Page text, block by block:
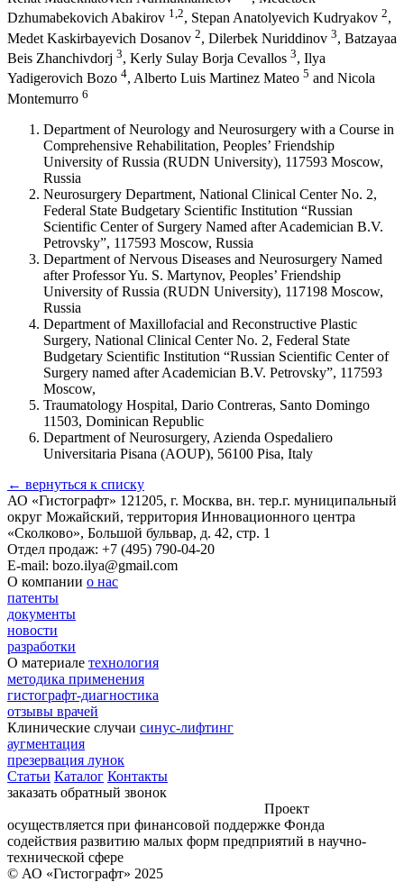
Dzhumabekovich Abakirov 1,2, Stepan Anatolyevich Kudryakov 2,
Medet Kaskirbayevich Dosanov 2, Dilerbek Nuriddinov 3, Batzayaa
Beis Zhanchivdorj 3, Kerly Sulay Borja Cevallos 3, Ilya
Yadigerovich Bozo 4, Alberto Luis Martinez Mateo 5 and Nicola
Montemurro 6
Department of Neurology and Neurosurgery with a Course in
Comprehensive Rehabilitation, Peoples’ Friendship
University of Russia (RUDN University), 117593 Moscow,
Russia
Neurosurgery Department, National Clinical Center No. 2,
Federal State Budgetary Scientific Institution “Russian
Scientific Center of Surgery Named after Academician B.V.
Petrovsky”, 117593 Moscow, Russia
Department of Nervous Diseases and Neurosurgery Named
after Professor Yu. S. Martynov, Peoples’ Friendship
University of Russia (RUDN University), 117198 Moscow,
Russia
Department of Maxillofacial and Reconstructive Plastic
Surgery, National Clinical Center No. 2, Federal State
Budgetary Scientific Institution “Russian Scientific Center of
Surgery named after Academician B.V. Petrovsky”, 117593
Moscow,
Traumatology Hospital, Dario Contreras, Santo Domingo
11503, Dominican Republic
Department of Neurosurgery, Azienda Ospedaliero
Universitaria Pisana (AOUP), 56100 Pisa, Italy
← вернуться к списку
АО «Гистографт» 121205, г. Москва, вн. тер.г. муниципальный
округ Можайский, территория Инновационного центра
«Сколково», Большой бульвар, д. 42, стр. 1
Отдел продаж: +7 (495) 790-04-20
E-mail: bozo.ilya@gmail.com
О компании о нас
патенты
документы
новости
разработки
О материале технология
методика применения
гистографт-диагностика
отзывы врачей
Клинические случаи синус-лифтинг
аугментация
презервация лунок
Статьи Каталог Контакты
заказать обратный звонок
Проект
осуществляется при финансовой поддержке Фонда
содействия развитию малых форм предприятий в научно-
технической сфере
© АО «Гистографт» 2025